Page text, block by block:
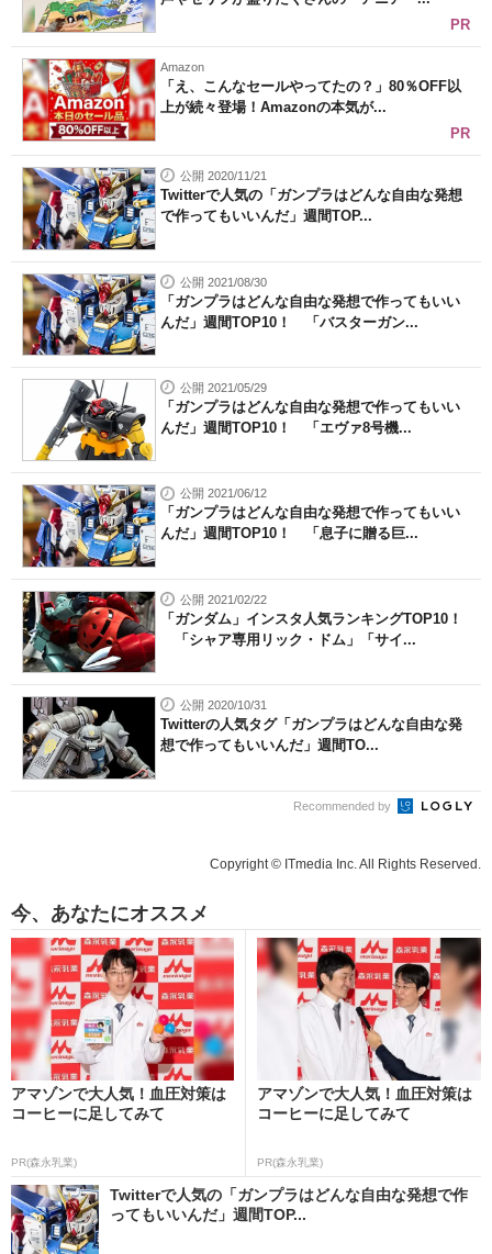
PR
Amazon
「え、こんなセールやってたの？」80％OFF以
上が続々登場！Amazonの本気が...
PR
公開 2020/11/21
Twitterで人気の「ガンプラはどんな自由な発想
で作ってもいいんだ」週間TOP...
公開 2021/08/30
「ガンプラはどんな自由な発想で作ってもいい
んだ」週間TOP10！ 「バスターガン...
公開 2021/05/29
「ガンプラはどんな自由な発想で作ってもいい
んだ」週間TOP10！ 「エヴァ8号機...
公開 2021/06/12
「ガンプラはどんな自由な発想で作ってもいい
んだ」週間TOP10！ 「息子に贈る巨...
公開 2021/02/22
「ガンダム」インスタ人気ランキングTOP10！
「シャア専用リック・ドム」「サイ...
公開 2020/10/31
Twitterの人気タグ「ガンプラはどんな自由な発
想で作ってもいいんだ」週間TO...
Recommended by
Copyright © ITmedia Inc. All Rights Reserved.
今、あなたにオススメ
アマゾンで大人気！血圧対策は
コーヒーに足してみて
PR(森永乳業)
アマゾンで大人気！血圧対策は
コーヒーに足してみて
PR(森永乳業)
Twitterで人気の「ガンプラはどんな自由な発想で作
ってもいいんだ」週間TOP...